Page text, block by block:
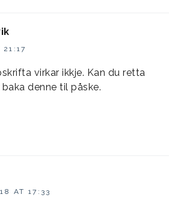
virkar ikkje. Kan du retta
denne til påske.
AT 17:33